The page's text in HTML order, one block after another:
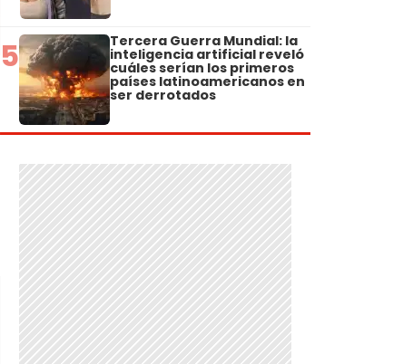
5 Tercera Guerra Mundial: la
inteligencia artificial reveló
cuáles serían los primeros
países latinoamericanos en
ser derrotados